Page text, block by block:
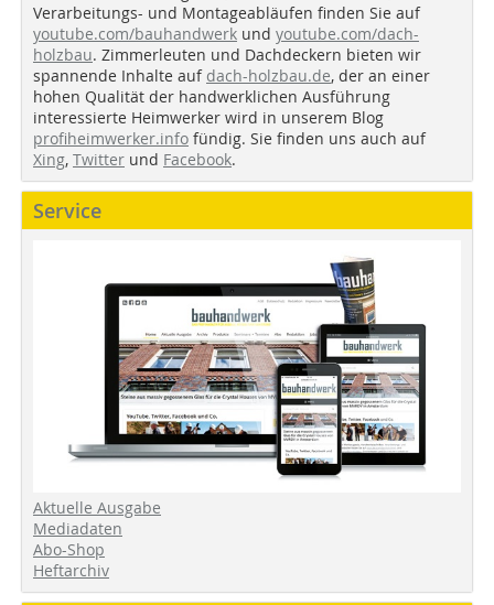
Verarbeitungs- und Montageabläufen finden Sie auf
youtube.com/bauhandwerk und youtube.com/dach-
holzbau. Zimmerleuten und Dachdeckern bieten wir
spannende Inhalte auf dach-holzbau.de, der an einer
hohen Qualität der handwerklichen Ausführung
interessierte Heimwerker wird in unserem Blog
profiheimwerker.info fündig. Sie finden uns auch auf
Xing, Twitter und Facebook.
Service
Aktuelle Ausgabe
Mediadaten
Abo-Shop
Heftarchiv